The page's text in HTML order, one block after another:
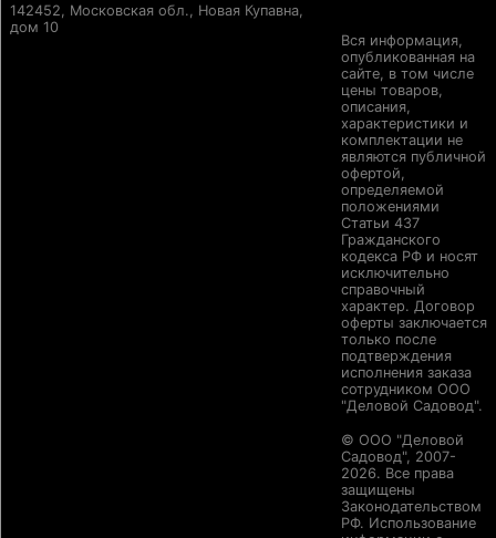
142452, Московская обл., Новая Купавна,
дом 10
Вся информация,
опубликованная на
сайте, в том числе
цены товаров,
описания,
характеристики и
комплектации не
являются публичной
офертой,
определяемой
положениями
Статьи 437
Гражданского
кодекса РФ и носят
исключительно
справочный
характер. Договор
оферты заключается
только после
подтверждения
исполнения заказа
сотрудником ООО
"Деловой Садовод".
© ООО "Деловой
Садовод", 2007-
2026. Все права
защищены
Законодательством
РФ. Использование